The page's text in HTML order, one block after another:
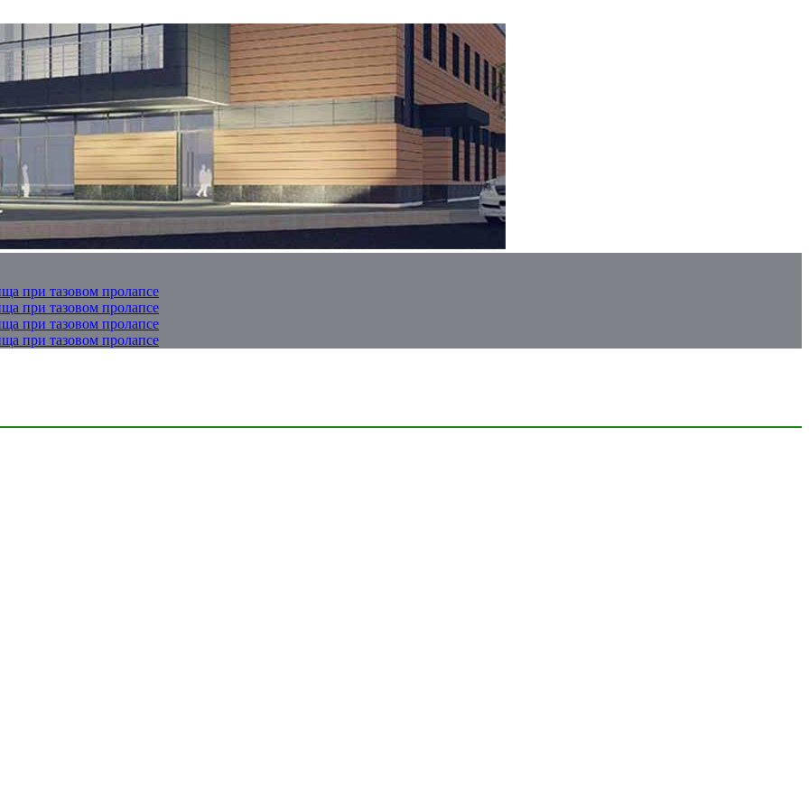
при тазовом пролапсе
при тазовом пролапсе
при тазовом пролапсе
при тазовом пролапсе